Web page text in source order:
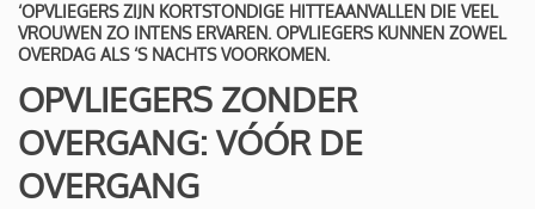
‘OPVLIEGERS ZIJN KORTSTONDIGE HITTEAANVALLEN DIE VEEL
VROUWEN ZO INTENS ERVAREN. OPVLIEGERS KUNNEN ZOWEL
OVERDAG ALS ‘S NACHTS VOORKOMEN.
OPVLIEGERS ZONDER
OVERGANG: VÓÓR DE
OVERGANG